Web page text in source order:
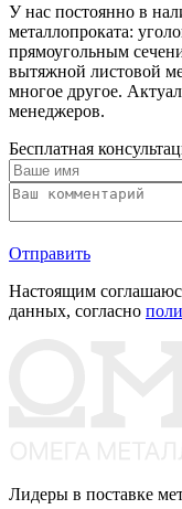
У нас постоянно в
металлопроката:
прямоугольным
вытяжной листовой
многое другое.
менеджеров.
Бесплатная
Отправить
Настоящим
данных, согласно
Лидеры в поставке